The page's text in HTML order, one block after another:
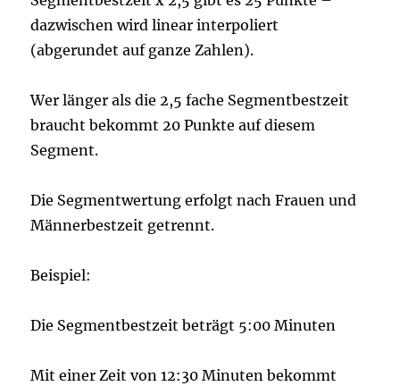
dazwischen wird linear interpoliert
(abgerundet auf ganze Zahlen).
Wer länger als die 2,5 fache Segmentbestzeit
braucht bekommt 20 Punkte auf diesem
Segment.
Die Segmentwertung erfolgt nach Frauen und
Männerbestzeit getrennt.
Beispiel:
Die Segmentbestzeit beträgt 5:00 Minuten
Mit einer Zeit von 12:30 Minuten bekommt